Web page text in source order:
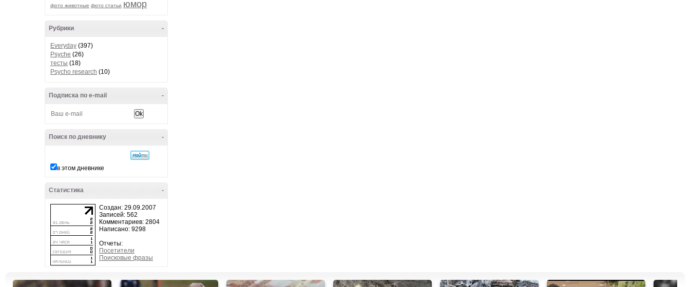
фото животные фото статьи юмор
-
Рубрики
Everyday (397)
Psyche (26)
тесты (18)
Psycho research (10)
-
Подписка по e-mail
-
Поиск по дневнику
в этом дневнике
-
Статистика
Создан: 29.09.2007
Записей: 562
Комментариев: 2804
Написано: 9298
Отчеты:
Посетители
Поисковые фразы